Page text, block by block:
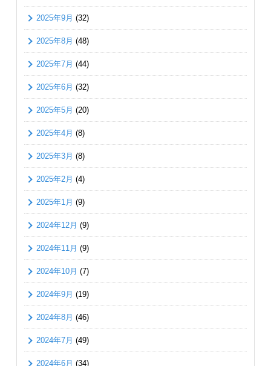
2025年9月 (32)
2025年8月 (48)
2025年7月 (44)
2025年6月 (32)
2025年5月 (20)
2025年4月 (8)
2025年3月 (8)
2025年2月 (4)
2025年1月 (9)
2024年12月 (9)
2024年11月 (9)
2024年10月 (7)
2024年9月 (19)
2024年8月 (46)
2024年7月 (49)
2024年6月 (34)